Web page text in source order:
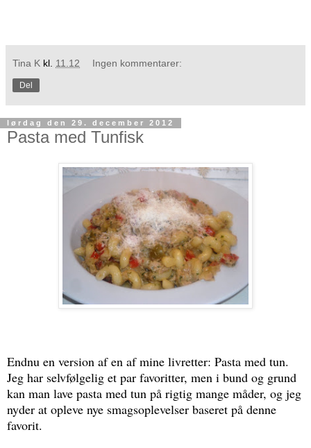
Tina K kl. 11.12 Ingen kommentarer:
Del
lørdag den 29. december 2012
Pasta med Tunfisk
Endnu en version af en af mine livretter: Pasta med tun.
Jeg har selvfølgelig et par favoritter, men i bund og grund
kan man lave pasta med tun på rigtig mange måder, og jeg
nyder at opleve nye smagsoplevelser baseret på denne
favorit.